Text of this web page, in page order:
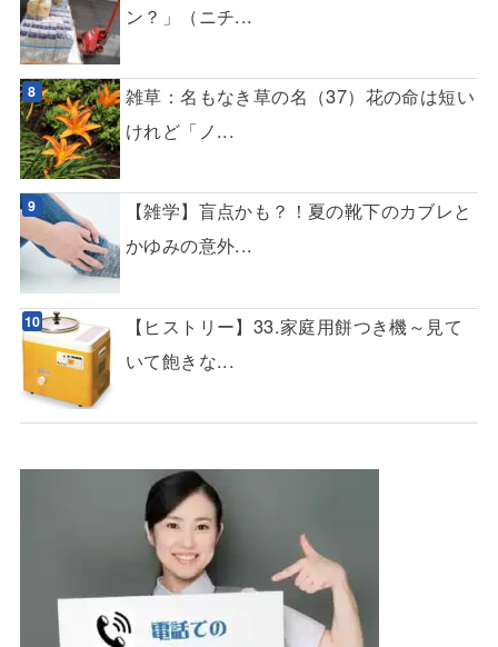
ン？」（ニチ...
雑草：名もなき草の名（37）花の命は短い
けれど「ノ...
【雑学】盲点かも？！夏の靴下のカブレと
かゆみの意外...
【ヒストリー】33.家庭用餅つき機～見て
いて飽きな...